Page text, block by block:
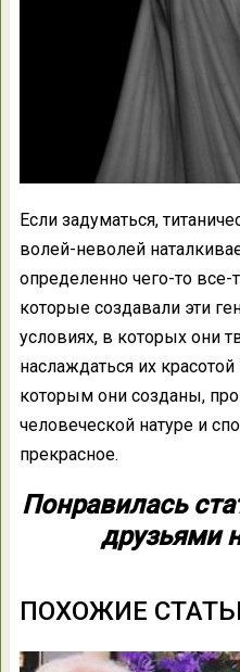
Если задуматься,
волей-неволей
определенно чего-то все-
которые создавали эти
условиях, в которых они
наслаждаться их
которым они созданы,
человеческой натуре и
прекрасное.
Понравилась
друзьями
ПОХОЖИЕ